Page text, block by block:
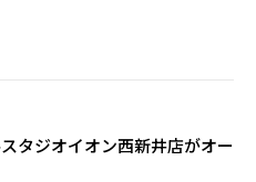
タジオイオン西新井店がオー